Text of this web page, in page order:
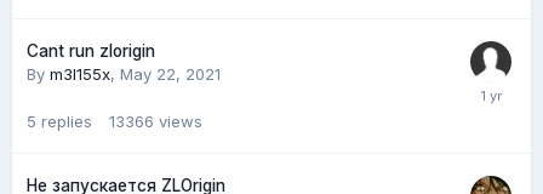
Cant run zlorigin
By m3l155x, May 22, 2021
5 replies 13366 views
Не запускается ZLOrigin